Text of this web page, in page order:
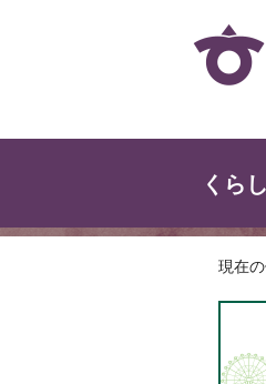
くら
現在